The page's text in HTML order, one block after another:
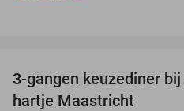
3-gangen keuzediner
hartje Maastricht